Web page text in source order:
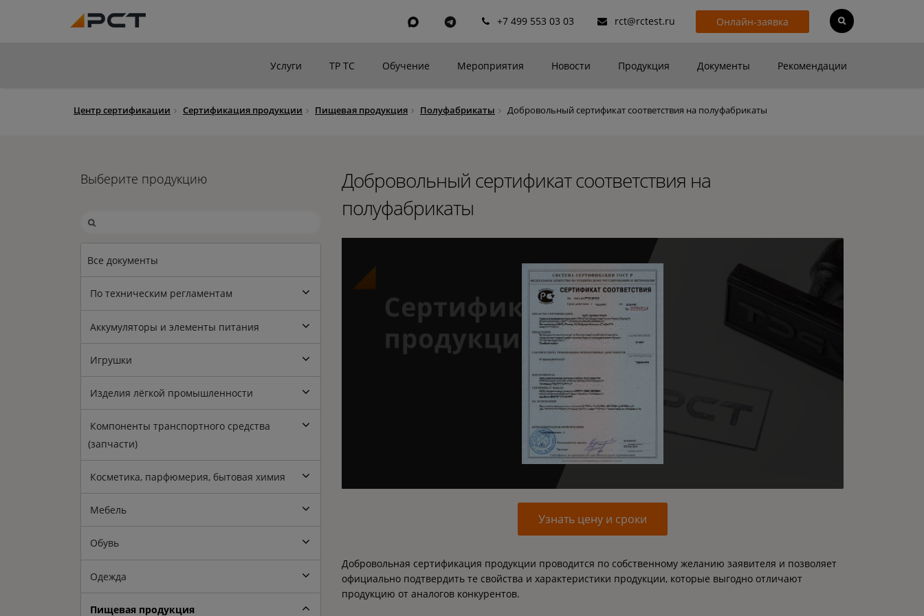
+7 499 553 03 03 rct@rctest.ru Онлайн-заявка
Услуги ТР ТС Обучение Мероприятия Новости Продукция Документы Рекомендации
Центр сертификации Сертификация продукции Пищевая продукция Полуфабрикаты Добровольный сертификат соответствия на полуфабрикаты
Выберите продукцию
Все документы
По техническим регламентам
Аккумуляторы и элементы питания
Игрушки
Изделия лёгкой промышленности
Компоненты транспортного средства
(запчасти)
Косметика, парфюмерия, бытовая химия
Мебель
Обувь
Одежда
Пищевая продукция
Добровольный сертификат соответствия на
полуфабрикаты
Узнать цену и сроки
Добровольная сертификация продукции проводится по собственному желанию заявителя и позволяет
официально подтвердить те свойства и характеристики продукции, которые выгодно отличают
продукцию от аналогов конкурентов.